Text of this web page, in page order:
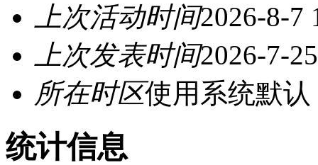
上次活动时间2026-8-7
上次发表时间2026-7-
所在时区使用系统默认
统计信息